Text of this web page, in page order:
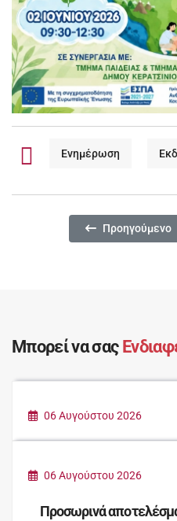
Ενημέρωση
Προηγούμενο
Προηγούμενο
Μπορεί να σας
06 Αυγούστου 2026
ΤΟΥΣ ΠΛΗΓΕΝΤΕΣ
06 Αυγούστου 2026
Προσωρινά